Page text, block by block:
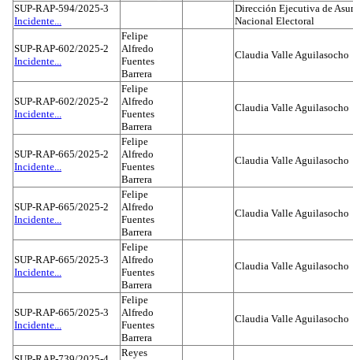
SUP-RAP-594/2025-3
Incidente...
Dirección Ejecutiva de
Nacional Electoral
SUP-RAP-602/2025-2
Incidente...
Felipe
Alfredo
Fuentes
Barrera
Claudia Valle Aguilasocho
SUP-RAP-602/2025-2
Incidente...
Felipe
Alfredo
Fuentes
Barrera
Claudia Valle Aguilasocho
SUP-RAP-665/2025-2
Incidente...
Felipe
Alfredo
Fuentes
Barrera
Claudia Valle Aguilasocho
SUP-RAP-665/2025-2
Incidente...
Felipe
Alfredo
Fuentes
Barrera
Claudia Valle Aguilasocho
SUP-RAP-665/2025-3
Incidente...
Felipe
Alfredo
Fuentes
Barrera
Claudia Valle Aguilasocho
SUP-RAP-665/2025-3
Incidente...
Felipe
Alfredo
Fuentes
Barrera
Claudia Valle Aguilasocho
Reyes